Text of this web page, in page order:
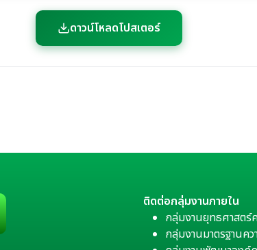
ดาวน์โหลดโปสเตอร์
ติดต่อกลุ่มงานภายใน
กลุ่มงานยุทธศาสตร์
กลุ่มงานมาตรฐานค